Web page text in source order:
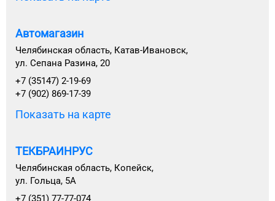
Автомагазин
Челябинская область, Катав-Ивановск,
ул. Сепана Разина, 20
+7 (35147) 2-19-69
+7 (902) 869-17-39
Показать на карте
ТЕКБРАИНРУС
Челябинская область, Копейск,
ул. Гольца, 5А
+7 (351) 77-77-074